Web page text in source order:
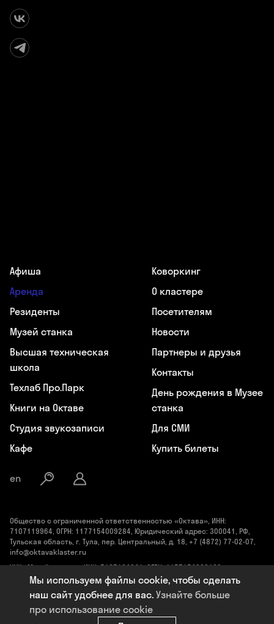
Афиша
Аренда
Резиденты
Музей станка
Высшая техническая
школа
Техлаб Про.Парк
Книги на Октаве
Студия звукозаписи
Кафе
Коворкинг
О кластере
Посетителям
Новости
Партнеры и друзья
Контакты
День рождения в Музее
станка
Для СМИ
Купить билеты
en
Общество с ограниченной ответственностью «Октава», ИНН:
7107119964, ОГРН: 1177154009284, Юридический адрес: 300041, РФ,
Тульская область, г. Тула, пер. Центральный, д. 18, +7 (4872) 77-02-07,
info@oktavaklaster.ru
ЧУК «Музей станка», ИНН: 7107124241, ОГРН: 1177154030162,
Юридический адрес: 300041, Тульская область, г. Тула, пер.
Центральный, д. 18, +7 (991) 414-00-98, info@oktavaklaster.ru
Политика обработки персональных данных
Мы используем файлы cookie, чтобы сделать
наш сайт удобнее для вас. Узнайте больше
про использование cookie